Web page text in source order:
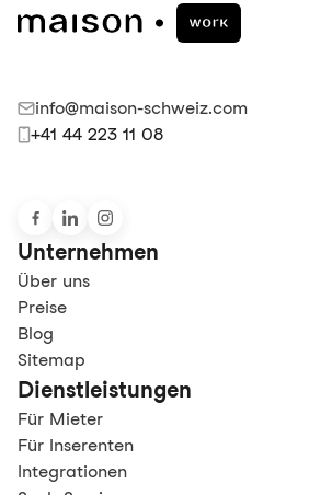
info@maison-schweiz.com
+41 44 223 11 08
Unternehmen
Über uns
Preise
Blog
Sitemap
Dienstleistungen
Für Mieter
Für Inserenten
Integrationen